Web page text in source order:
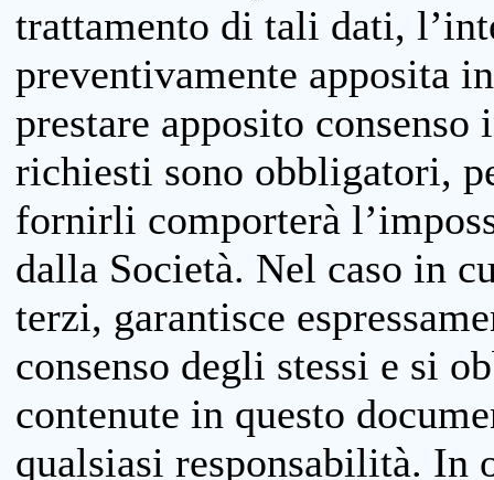
trattamento di tali dati,
preventivamente apposita
prestare apposito
richiesti sono obbligatori,
fornirli comporterà
dalla Società. Nel caso in
terzi, garantisce
consenso degli stessi e si
contenute in questo
qualsiasi responsabilità. In